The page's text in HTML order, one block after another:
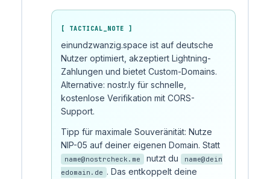
[ TACTICAL_NOTE ]
einundzwanzig.space ist auf deutsche
Nutzer optimiert, akzeptiert Lightning-
Zahlungen und bietet Custom-Domains.
Alternative: nostr.ly für schnelle,
kostenlose Verifikation mit CORS-
Support.
Tipp für maximale Souveränität: Nutze
NIP-05 auf deiner eigenen Domain. Statt
name@nostrcheck.me nutzt du
name@dein
edomain.de . Das entkoppelt deine